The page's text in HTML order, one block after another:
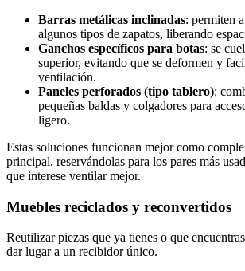
Barras metálicas inclinadas: permiten
algunos tipos de zapatos, liberando
Ganchos específicos para botas: se
superior, evitando que se deformen y
ventilación.
Paneles perforados (tipo tablero):
pequeñas baldas y colgadores para
ligero.
Estas soluciones funcionan mejor como
principal, reservándolas para los pares más
que interese ventilar mejor.
Muebles reciclados y reconvertidos
Reutilizar piezas que ya tienes o que
dar lugar a un recibidor único.